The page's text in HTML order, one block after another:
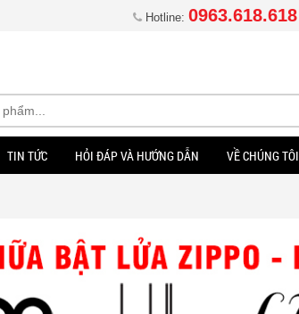
Hotline: 0963.618.618
TIN TỨC HỎI ĐÁP VÀ HƯỚNG DẪN VỀ CHÚNG TÔI